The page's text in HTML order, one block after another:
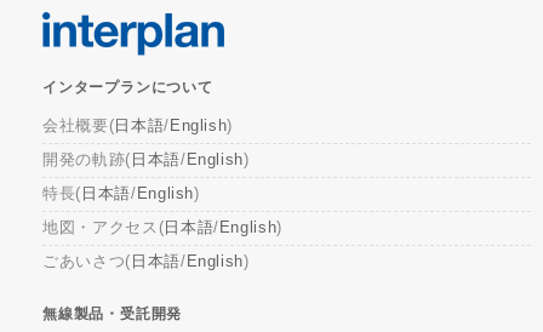
インタープランについて
会社概要( 日本語/ English)
開発の軌跡( 日本語/ English)
特長( 日本語/ English)
地図・アクセス( 日本語/ English)
ごあいさつ( 日本語/ English)
無線製品・受託開発